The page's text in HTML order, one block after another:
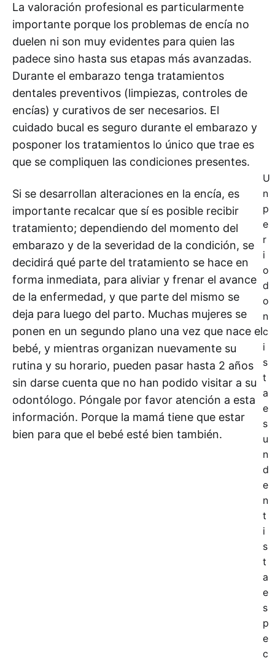
La valoración profesional es particularmente
importante porque los problemas de encía no
duelen ni son muy evidentes para quien las
padece sino hasta sus etapas más avanzadas.
Durante el embarazo tenga tratamientos
dentales preventivos (limpiezas, controles de
encías) y curativos de ser necesarios. El
cuidado bucal es seguro durante el embarazo y
posponer los tratamientos lo único que trae es
que se compliquen las condiciones presentes.
Si se desarrollan alteraciones en la encía, es
importante recalcar que sí es posible recibir
tratamiento; dependiendo del momento del
embarazo y de la severidad de la condición, se
decidirá qué parte del tratamiento se hace en
forma inmediata, para aliviar y frenar el avance
de la enfermedad, y que parte del mismo se
deja para luego del parto. Muchas mujeres se
ponen en un segundo plano una vez que nace el
bebé, y mientras organizan nuevamente su
rutina y su horario, pueden pasar hasta 2 años
sin darse cuenta que no han podido visitar a su
odontólogo. Póngale por favor atención a esta
información. Porque la mamá tiene que estar
bien para que el bebé esté bien también.
U
n
p
e
r
i
o
d
o
n
c
i
s
t
a
e
s
u
n
d
e
n
t
i
s
t
a
e
s
p
e
c